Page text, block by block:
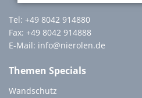
Tel: +49 8042 914880
Fax: +49 8042 914888
E-Mail: info@nierolen.de
Themen Specials
Wandschutz